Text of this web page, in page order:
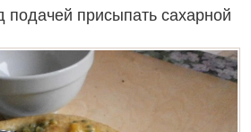
подачей присыпать сахарной